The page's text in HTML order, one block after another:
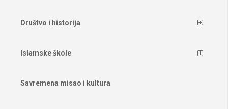
Društvo i historija
Islamske škole
Savremena misao i kultura